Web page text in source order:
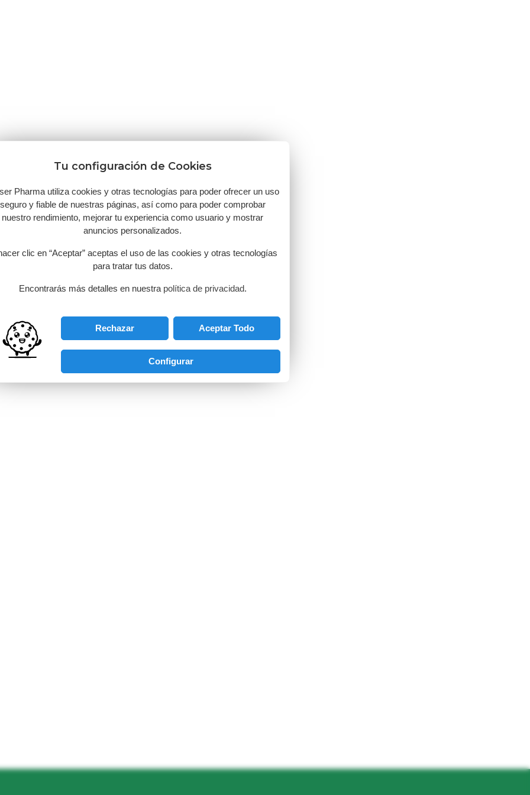
SUBSCRIBIRME
y acepto la política de privacidady consiento el tratamiento de mis datos
para la gestión de mi perfil de cliente.
Tu configuración de Cookies
Pharma utiliza cookies y otras tecnologías para poder ofrecer un uso
seguro y fiable de nuestras páginas, así como para poder comprobar
nuestro rendimiento, mejorar tu experiencia como usuario y mostrar
anuncios personalizados.
clic en “Aceptar” aceptas el uso de las cookies y otras tecnologías
para tratar tus datos.
Encontrarás más detalles en nuestra política de privacidad.
Aceptar Todo
Configurar
Rechazar